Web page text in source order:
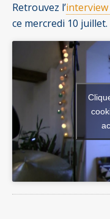
Retrouvez l’
ce mercredi 10 juillet.